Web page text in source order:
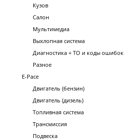
Кузов
Салон
Мультимедиа
Выхлопная система
Диагностика + ТО и коды ошибок
Разное
E-Pace
Двигатель (бензин)
Двигатель (дизель)
Топливная система
Трансмиссия
Подвеска